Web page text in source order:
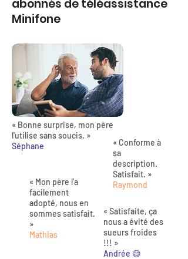
abonnés de téléassistance
Minifone
« Bonne surprise, mon père
l'utilise sans soucis. »
Séphane
« Mon père l'a
facilement
adopté, nous en
sommes satisfait.
»
Mathias
« Conforme à
sa
description.
Satisfait. »
Raymond
« Satisfaite, ça
nous a évité des
sueurs froides
!!! »
Andrée 😅